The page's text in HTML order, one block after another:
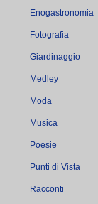
Enogastronomia
Fotografia
Giardinaggio
Medley
Moda
Musica
Poesie
Punti di Vista
Racconti